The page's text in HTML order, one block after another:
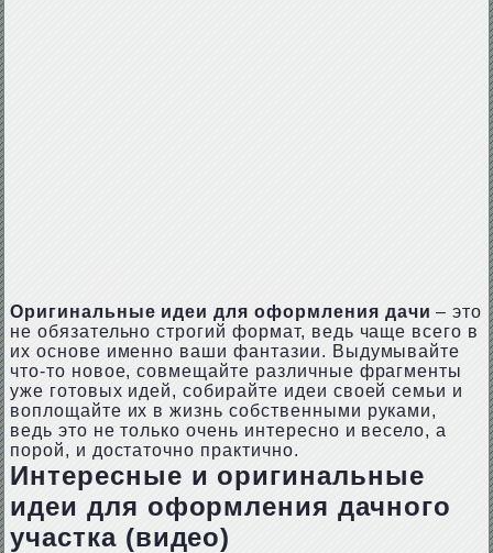
Оригинальные идеи для оформления дачи – это
не обязательно строгий формат, ведь чаще всего в
их основе именно ваши фантазии. Выдумывайте
что-то новое, совмещайте различные фрагменты
уже готовых идей, собирайте идеи своей семьи и
воплощайте их в жизнь собственными руками,
ведь это не только очень интересно и весело, а
порой, и достаточно практично.
Интересные и оригинальные
идеи для оформления дачного
участка (видео)